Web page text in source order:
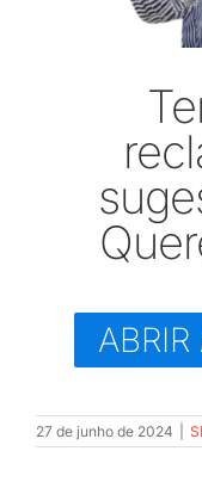
CONTATO
27 de junho de 2024